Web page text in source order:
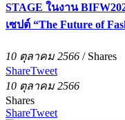
STAGE ในงาน
เซปต์ “The Future of
10 ตุลาคม 2566 / Shares
ShareTweet
10 ตุลาคม 2566
Shares
ShareTweet